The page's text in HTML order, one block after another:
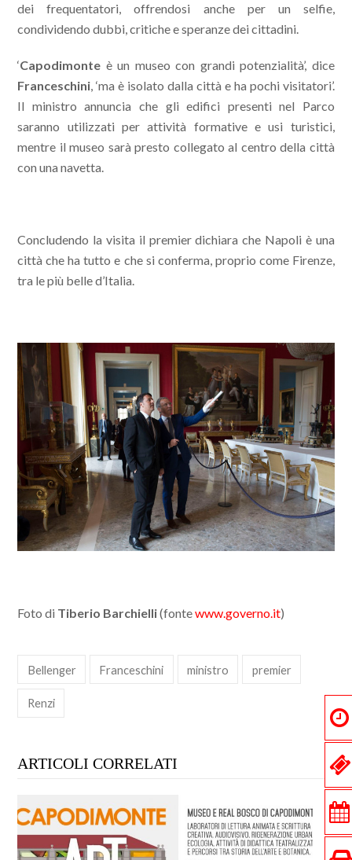
dei frequentatori, offrendosi anche per un selfie,
condividendo dubbi, critiche e speranze dei cittadini.
‘Capodimonte è un museo con grandi potenzialità’, dice
Franceschini, ‘ma è isolato dalla città e ha pochi visitatori’.
Il ministro annuncia che gli edifici presenti nel Parco
saranno utilizzati per attività formative e usi turistici,
mentre il museo sarà presto collegato al centro della città
con una navetta.
Concludendo la visita il premier dichiara che Napoli è una
città che ha tutto e che si conferma, proprio come Firenze,
tra le più belle d’Italia.
Foto di Tiberio Barchielli(fontewww.governo.it)
Bellenger Franceschini ministro premier
Renzi
ARTICOLI CORRELATI